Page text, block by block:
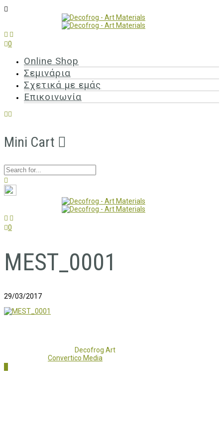
0
Online Shop
Σεμινάρια
Σχετικά με εμάς
Επικοινωνία
Mini Cart
0
MEST_0001
29/03/2017
Decofrog Art
Convertico Media